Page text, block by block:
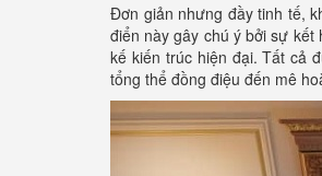
Đơn giản nhưng đầy tinh tế,
điển này gây chú ý bởi sự
kế kiến trúc hiện đại. Tất cả
tổng thể đồng điệu đến mê